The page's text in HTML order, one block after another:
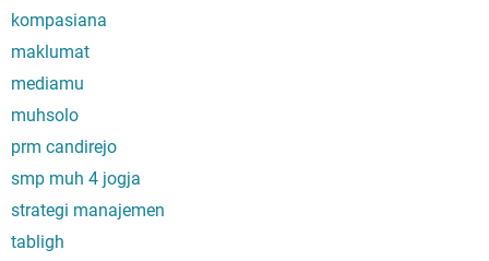
kompasiana
maklumat
mediamu
muhsolo
prm candirejo
smp muh 4 jogja
strategi manajemen
tabligh